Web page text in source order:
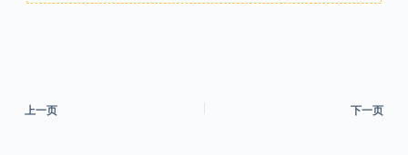
上一页 下一页